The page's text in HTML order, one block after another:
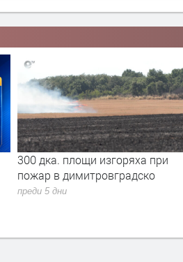
300 дка. площи изгоряха при
пожар в димитровградско
преди 5 дни